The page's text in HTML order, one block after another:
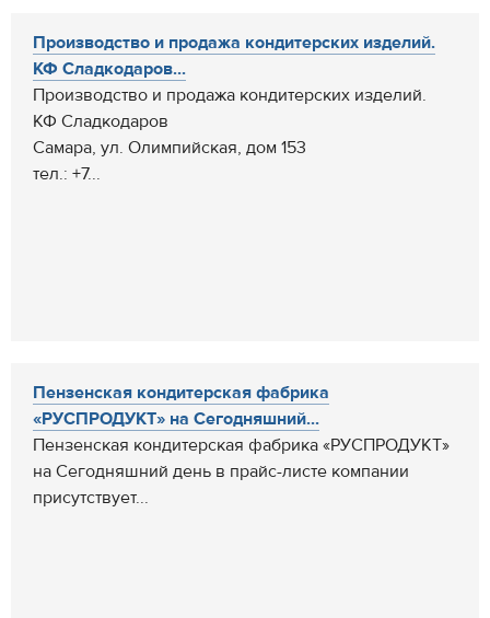
Производство и продажа кондитерских изделий.
КФ Сладкодаров...
Производство и продажа кондитерских изделий.
КФ Сладкодаров
Самара, ул. Олимпийская, дом 153
тел.: +7...
Пензенская кондитерская фабрика
«РУСПРОДУКТ» на Сегодняшний...
Пензенская кондитерская фабрика «РУСПРОДУКТ»
на Сегодняшний день в прайс-листе компании
присутствует...